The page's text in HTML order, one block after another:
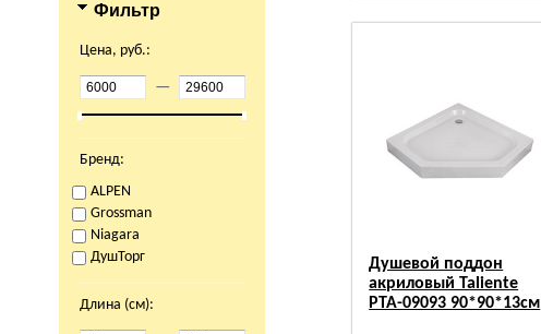
Фильтр
Цена, руб.:
—
Бренд:
ALPEN
Grossman
Niagara
ДушТорг
Длина (см):
Душевой поддон
акриловый Taliente
PTA-09093 90*90*13см